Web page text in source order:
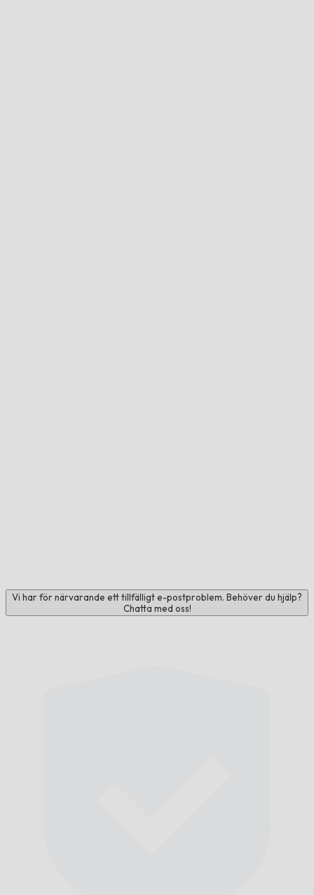
Vi har för närvarande ett tillfälligt e-postproblem. Behöver du hjälp?
Chatta med oss!